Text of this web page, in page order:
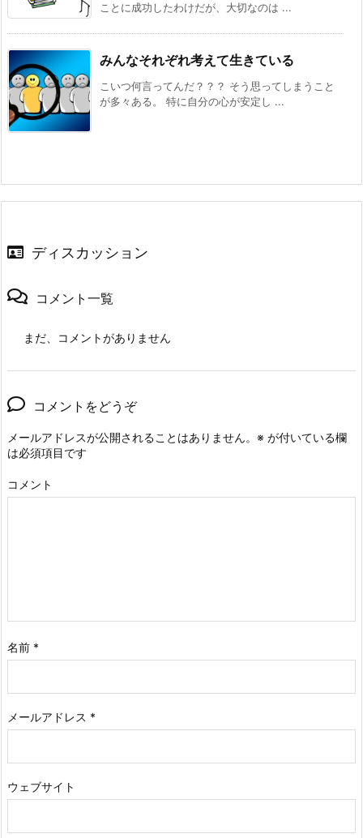
ことに成功したわけだが、大切なのは ...
みんなそれぞれ考えて生きている
こいつ何言ってんだ？？？ そう思ってしまうこと
が多々ある。 特に自分の心が安定し ...
ディスカッション
コメント一覧
まだ、コメントがありません
コメントをどうぞ
メールアドレスが公開されることはありません。 ※ が付いている欄
は必須項目です
コメント
名前 *
メールアドレス *
ウェブサイト